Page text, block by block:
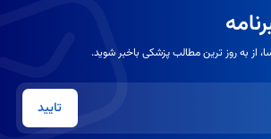
از به روز ترین مطالب پزشکی باخبر شوید.
تایید